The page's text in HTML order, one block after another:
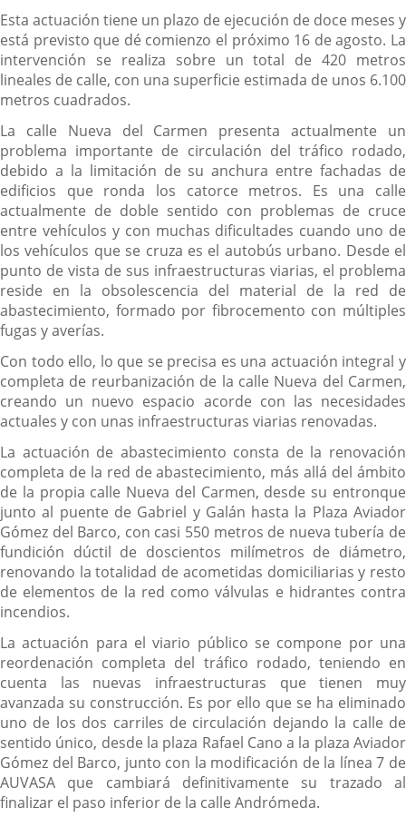
Esta actuación tiene un plazo de ejecución de doce meses y
está previsto que dé comienzo el próximo 16 de agosto. La
intervención se realiza sobre un total de 420 metros
lineales de calle, con una superficie estimada de unos 6.100
metros cuadrados.
La calle Nueva del Carmen presenta actualmente un
problema importante de circulación del tráfico rodado,
debido a la limitación de su anchura entre fachadas de
edificios que ronda los catorce metros. Es una calle
actualmente de doble sentido con problemas de cruce
entre vehículos y con muchas dificultades cuando uno de
los vehículos que se cruza es el autobús urbano. Desde el
punto de vista de sus infraestructuras viarias, el problema
reside en la obsolescencia del material de la red de
abastecimiento, formado por fibrocemento con múltiples
fugas y averías.
Con todo ello, lo que se precisa es una actuación integral y
completa de reurbanización de la calle Nueva del Carmen,
creando un nuevo espacio acorde con las necesidades
actuales y con unas infraestructuras viarias renovadas.
La actuación de abastecimiento consta de la renovación
completa de la red de abastecimiento, más allá del ámbito
de la propia calle Nueva del Carmen, desde su entronque
junto al puente de Gabriel y Galán hasta la Plaza Aviador
Gómez del Barco, con casi 550 metros de nueva tubería de
fundición dúctil de doscientos milímetros de diámetro,
renovando la totalidad de acometidas domiciliarias y resto
de elementos de la red como válvulas e hidrantes contra
incendios.
La actuación para el viario público se compone por una
reordenación completa del tráfico rodado, teniendo en
cuenta las nuevas infraestructuras que tienen muy
avanzada su construcción. Es por ello que se ha eliminado
uno de los dos carriles de circulación dejando la calle de
sentido único, desde la plaza Rafael Cano a la plaza Aviador
Gómez del Barco, junto con la modificación de la línea 7 de
AUVASA que cambiará definitivamente su trazado al
finalizar el paso inferior de la calle Andrómeda.